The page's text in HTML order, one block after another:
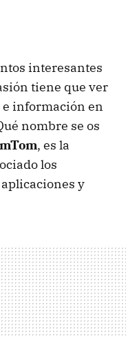
interesantes
tiene que ver
e información en
nombre se os
, es la
los
y